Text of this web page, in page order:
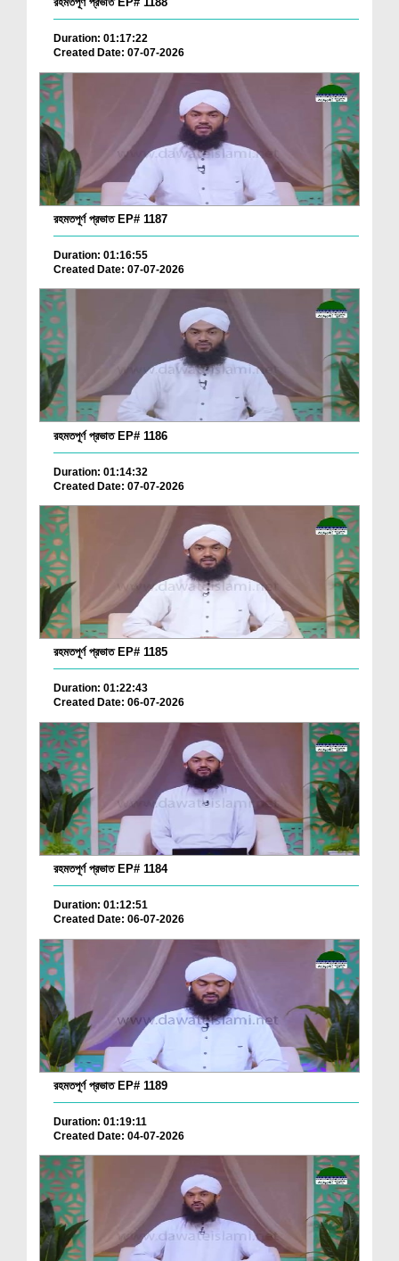
Duration: 01:17:22
Created Date: 07-07-2026
রহমতপূর্ণ প্রভাত EP# 1187
Duration: 01:16:55
Created Date: 07-07-2026
রহমতপূর্ণ প্রভাত EP# 1186
Duration: 01:14:32
Created Date: 07-07-2026
রহমতপূর্ণ প্রভাত EP# 1185
Duration: 01:22:43
Created Date: 06-07-2026
রহমতপূর্ণ প্রভাত EP# 1184
Duration: 01:12:51
Created Date: 06-07-2026
রহমতপূর্ণ প্রভাত EP# 1189
Duration: 01:19:11
Created Date: 04-07-2026